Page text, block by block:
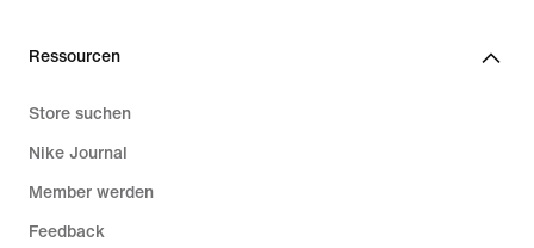
Ressourcen
Store suchen
Nike Journal
Member werden
Feedback